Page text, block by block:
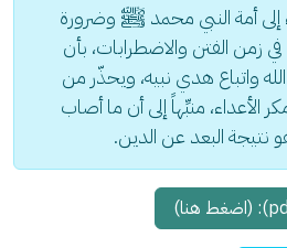
أمة النبي محمد ﷺ وضرورة
زمن الفتن والاضطرابات، بأن
الله واتباع هدي نبيه، ويحذّر من
الأعداء، منبِّهاً إلى أن ما أصاب
البعد عن الدين.